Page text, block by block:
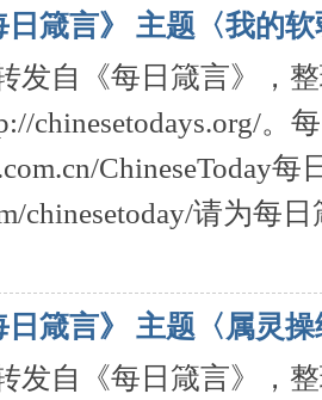
索
日箴言》 主题〈我的
发自《每日箴言》，
chinesetodays.org/。
ChineseToday每
chinesetoday/请为每日
日箴言》 主题〈属灵操
发自《每日箴言》，